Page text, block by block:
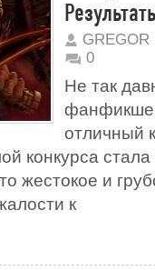
GREGOR
0
Не так
отличный
конкурса
жестокое и
к